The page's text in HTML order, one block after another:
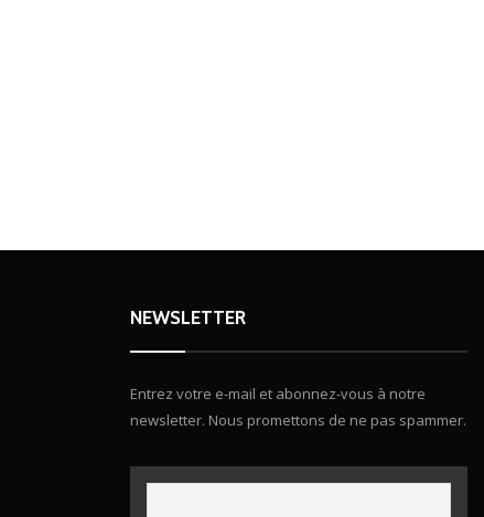
NEWSLETTER
Entrez votre e-mail et abonnez-vous à notre
newsletter. Nous promettons de ne pas spammer.